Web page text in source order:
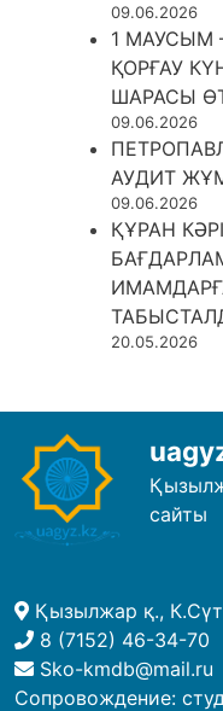
09.06.2026
1 МАУСЫМ
ҚОРҒАУ
ШАРАСЫ
09.06.2026
АУДИТ
09.06.2026
ҚҰРАН
20.05.2026
сайты
Қызылжар қ.,
8 (7152) 46-34-70
Sko-kmdb@mail.ru
Сопровождение: